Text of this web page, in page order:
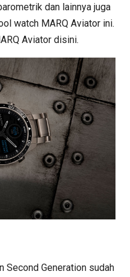
dan lainnya juga
watch MARQ Aviator ini.
Aviator disini.
Second Generation sudah